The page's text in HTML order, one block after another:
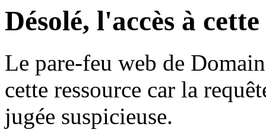
Désolé, l'accès à
Le pare-feu web de
cette ressource car la
jugée suspicieuse.